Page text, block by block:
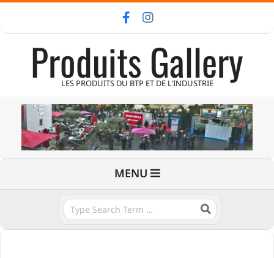
Produits Gallery
LES PRODUITS DU BTP ET DE L'INDUSTRIE
Primary
MENU